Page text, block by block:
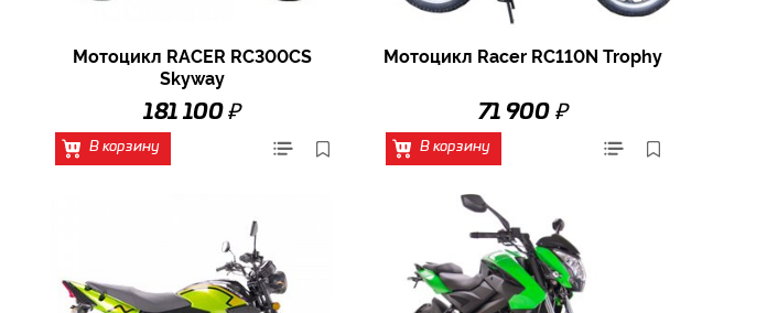
Мотоцикл RACER RC300CS
Skyway
181 100 ₽
В корзину
Мотоцикл Racer RC110N Trophy
71 900 ₽
В корзину